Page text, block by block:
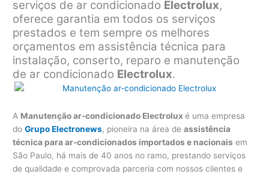
serviços de ar condicionado Electrolux,
oferece garantia em todos os serviços
prestados e tem sempre os melhores
orçamentos em assistência técnica para
instalação, conserto, reparo e manutenção
de ar condicionado Electrolux.
A Manutenção ar-condicionado Electroluxé uma empresa
doGrupo Electronews, pioneira na área deassistência
técnica para ar-condicionados importados e nacionais em
São Paulo, há mais de 40 anos no ramo, prestando serviços
de qualidade e comprovada parceria com nossos clientes e